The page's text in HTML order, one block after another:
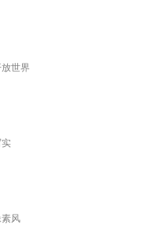
世界
风